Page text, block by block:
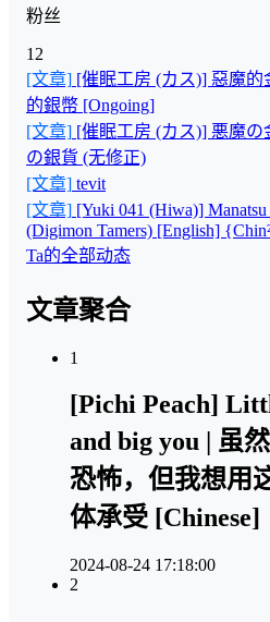
粉丝
12
[文章] [催眠工房 (カス)] 惡魔的
的銀幣 [Ongoing]
[文章] [催眠工房 (カス)] 悪魔の
の銀貨 (无修正)
[文章] tevit
[文章] [Yuki 041 (Hiwa)]
(Digimon Tamers) [English]
Ta的全部动态
文章聚合
1
[Pichi Peach]
and big you | 虽
恐怖，但我想用
体承受 [Chinese]
2024-08-24 17:18:00
2